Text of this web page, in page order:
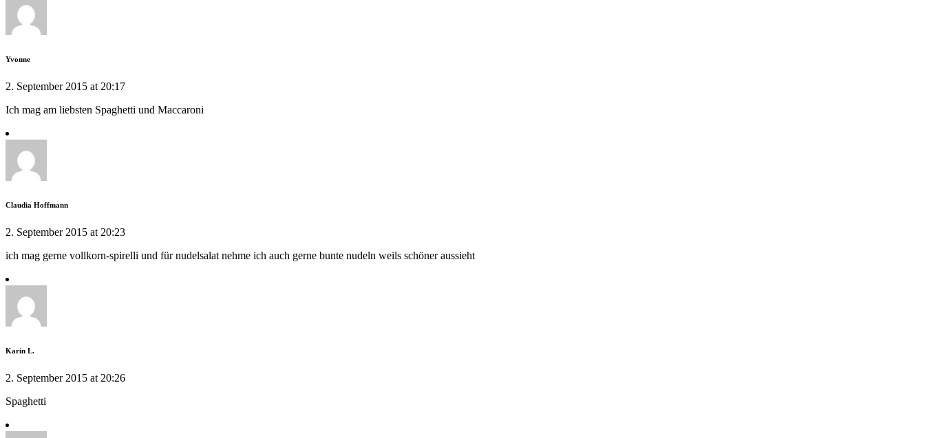
Yvonne
2. September 2015 at 20:17
Ich mag am liebsten Spaghetti und Maccaroni
Claudia Hoffmann
2. September 2015 at 20:23
ich mag gerne vollkorn-spirelli und für nudelsalat nehme ich auch gerne bunte nudeln weils schöner aussieht
Karin L.
2. September 2015 at 20:26
Spaghetti